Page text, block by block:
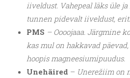
iiveldust. Vahepeal läks üle
tunnen pidevalt iiveldust,
PMS – Oooojaaa. Järgmine
kas mul on hakkavad
hoopis magneesiumipuudus.
Unehäired – Unerežiim on